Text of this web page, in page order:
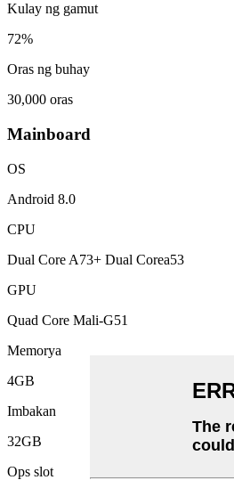
Kulay ng gamut
72%
Oras ng buhay
30,000 oras
Mainboard
OS
Android 8.0
CPU
Dual Core A73+ Dual Corea53
GPU
Quad Core Mali-G51
Memorya
4GB
Imbakan
32GB
Ops slot